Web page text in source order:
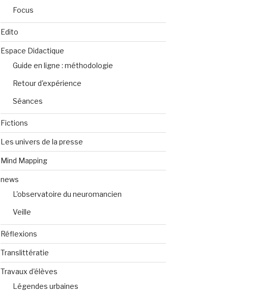
Focus
Edito
Espace Didactique
Guide en ligne : méthodologie
Retour d'expérience
Séances
Fictions
Les univers de la presse
Mind Mapping
news
L'observatoire du neuromancien
Veille
Réflexions
Translittératie
Travaux d'élèves
Légendes urbaines